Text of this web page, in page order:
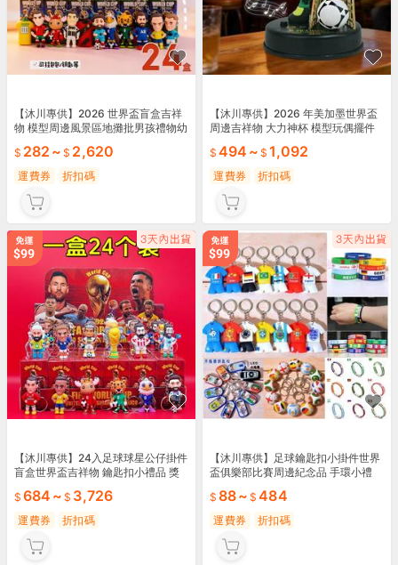
【沐川專供】2026 世界盃盲盒吉祥
物 模型周邊風景區地攤批男孩禮物幼
282 ~ 2,620
運費券 折扣碼
【沐川專供】2026 年美加墨世界盃
周邊吉祥物 大力神杯 模型玩偶擺件
494 ~ 1,092
運費券 折扣碼
【沐川專供】24入足球球星公仔掛件
盲盒世界盃吉祥物 鑰匙扣小禮品 獎
684 ~ 3,726
運費券 折扣碼
【沐川專供】足球鑰匙扣小掛件世界
盃俱樂部比賽周邊紀念品 手環小禮
88~ 484
運費券 折扣碼